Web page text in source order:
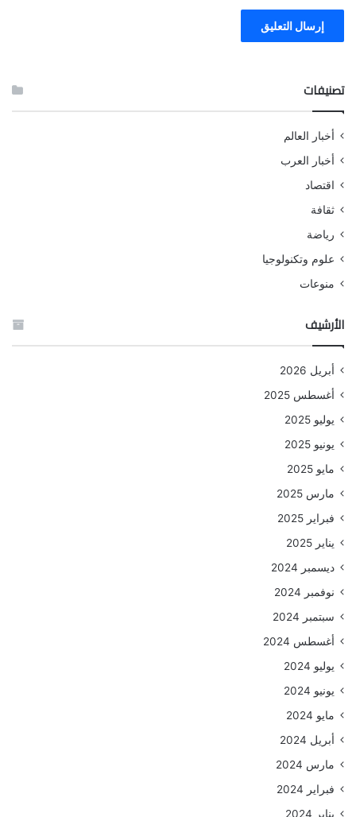
تصنيفات
أخبار العالم
أخبار العرب
اقتصاد
ثقافة
رياضة
علوم وتكنولوجيا
منوعات
الأرشيف
أبريل 2026
أغسطس 2025
يوليو 2025
يونيو 2025
مايو 2025
مارس 2025
فبراير 2025
يناير 2025
ديسمبر 2024
نوفمبر 2024
سبتمبر 2024
أغسطس 2024
يوليو 2024
يونيو 2024
مايو 2024
أبريل 2024
مارس 2024
فبراير 2024
يناير 2024